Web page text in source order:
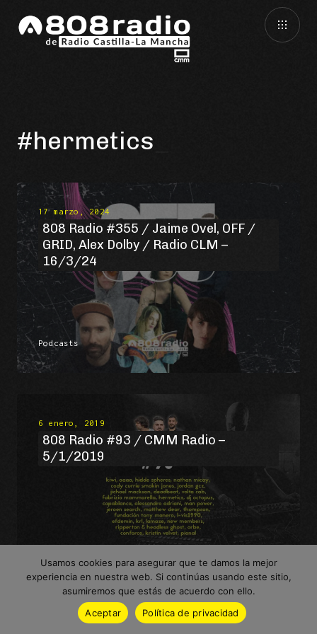
#hermetics
17 marzo, 2024
808 Radio #355 / Jaime Ovel, OFF /
GRID, Alex Dolby / Radio CLM –
16/3/24
Podcasts
6 enero, 2019
808 Radio #93 / CMM Radio –
5/1/2019
Usamos cookies para asegurar que te damos la mejor
experiencia en nuestra web. Si continúas usando este sitio,
asumiremos que estás de acuerdo con ello.
Aceptar
Política de privacidad